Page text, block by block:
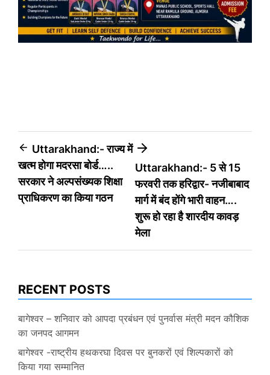
Post
navigation
Uttarakhand:- राज्य में
खत्म होगा मदरसा बोर्ड…..
सरकार ने अल्पसंख्यक शिक्षा
प्राधिकरण का किया गठन
Uttarakhand:- 5 से 15
फरवरी तक हरिद्वार- नजीबाबाद
मार्ग में बंद होंगे भारी वाहन….
शुरू हो रहा है शारदीय कावड़
मेला
RECENT POSTS
बागेश्वर – शनिवार को आपदा प्रबंधन एवं पुनर्वास मंत्री मदन कौशिक
का जनपद आगमन
बागेश्वर -राष्ट्रीय हथकरघा दिवस पर बुनकरों एवं शिल्पकारों को
किया गया सम्मानित